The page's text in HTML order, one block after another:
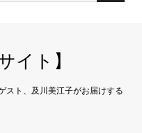
イト】
スト、及川美江子がお届けする